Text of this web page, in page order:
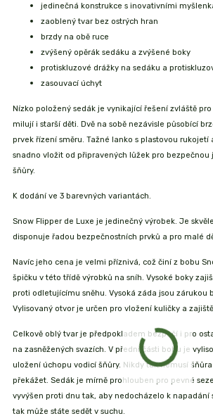
jedinečná konstrukce s inovativními
zaoblený tvar bez ostrých hran
brzdy na obě ruce
zvýšený opěrák sedáku a zvýšené boky
protiskluzové drážky na sedáku a
zasouvací úchyt
Nízko položený sedák je vynikající řešení zvláště
milují i starší děti. Dvě na sobě nezávisle působící
prvek řízení směru. Tažné lanko s plastovou rukojetí
snadno vložit od připravených lůžek pro bezpečnou
šňůry.
K dodání ve 3 barevných variantách.
Snow Flipper de Luxe je jedinečný výrobek. Je
disponuje řadou bezpečnostních prvků a pro malé
Navíc jeho cena je velmi příznivá, což činí z bobu
špičku v této třídě výrobků na sníh. Vysoké boky
proti odletujícímu sněhu. Vysoká záda jsou zárukou
Vylisovaný otvor je určen pro vložení kuličky a
Celkově oblý tvar je předpokladem bezpečí i pro
na zasněžených svazích. V přední části bobu je
uložení úchopu vodicí šňůry. Nikdy tak nemusí
překážet. Sedák je mírně prohlouben pro pevné
vyvýšen proti dnu tak, aby nedocházelo k napadání
tak může státe sedět v suchu.